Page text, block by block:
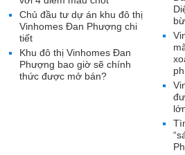
Chủ đầu tư dự án khu đô thị
Vinhomes Đan Phượng chi
tiết
Khu đô thị Vinhomes Đan
Phượng bao giờ sẽ chính
thức được mở bán?